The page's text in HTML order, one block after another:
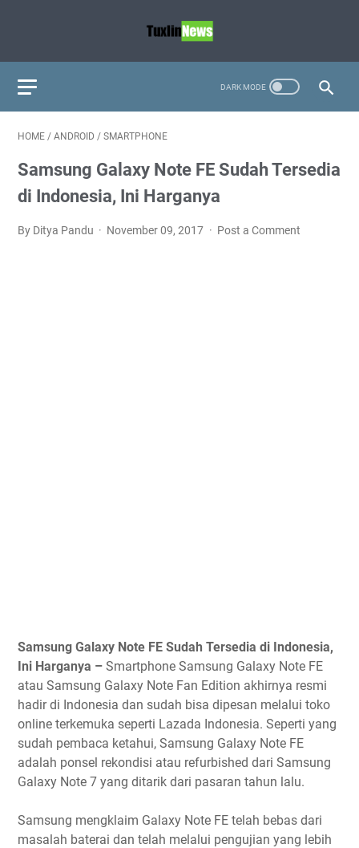
HOME / ANDROID / SMARTPHONE
Samsung Galaxy Note FE Sudah Tersedia
di Indonesia, Ini Harganya
By Ditya Pandu November 09, 2017 Post a Comment
Samsung Galaxy Note FE Sudah Tersedia di Indonesia,
Ini Harganya – Smartphone Samsung Galaxy Note FE
atau Samsung Galaxy Note Fan Edition akhirnya resmi
hadir di Indonesia dan sudah bisa dipesan melalui toko
online terkemuka seperti Lazada Indonesia. Seperti yang
sudah pembaca ketahui, Samsung Galaxy Note FE
adalah ponsel rekondisi atau refurbished dari Samsung
Galaxy Note 7 yang ditarik dari pasaran tahun lalu.
Samsung mengklaim Galaxy Note FE telah bebas dari
masalah baterai dan telah melalui pengujian yang lebih